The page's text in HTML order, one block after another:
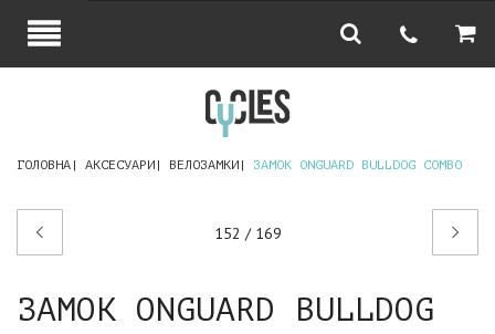
ГОЛОВНА АКСЕСУАРИ ВЕЛОЗАМКИ ЗАМОК ONGUARD BULLDOG COMBO
152 / 169
Наступний
ЗАМОК ONGUARD BULLDOG